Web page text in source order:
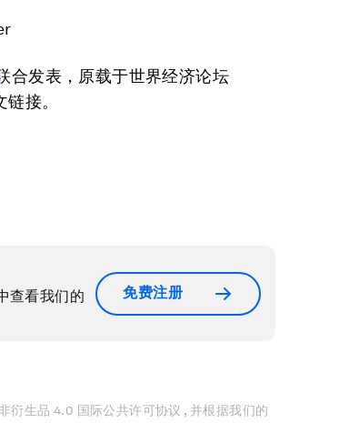
合发表，原载于世界经济论坛
接。
查看我们的
免费注册
衍生品 4.0 国际公共许可协议 , 并根据我们的